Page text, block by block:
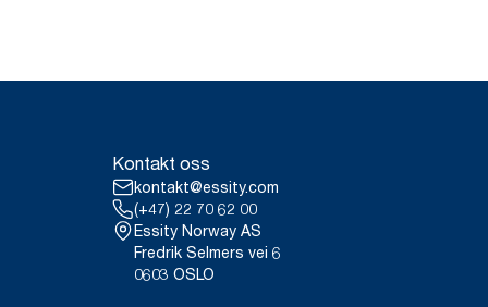
Kontakt oss
kontakt@essity.com
(+47) 22 70 62 00
Essity Norway AS
Fredrik Selmers vei 6
0603 OSLO